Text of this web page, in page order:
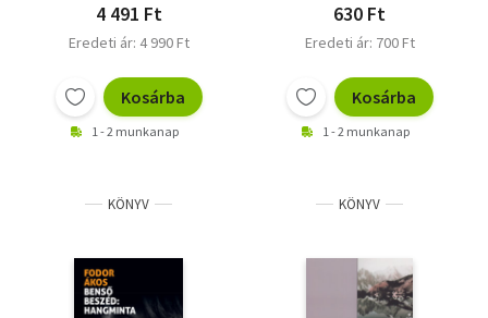
4 491 Ft
Eredeti ár: 4 990 Ft
Kosárba
1 - 2 munkanap
630 Ft
Eredeti ár: 700 Ft
Kosárba
1 - 2 munkanap
KÖNYV KÖNYV